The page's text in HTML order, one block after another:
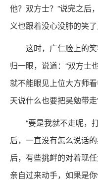
他？双方士？”说完之后
义也跟着没心没肺的笑了
这时，广仁脸上的笑
归一眼，说道：“双方士
就不能眼见上位大方师
天说什么也要把吴勉带走
“要是我就不走呢，打
后，一直没有怎么说话
后，有些挑衅的对着现
亲自过来动手，如果是